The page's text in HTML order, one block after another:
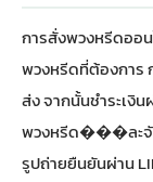
การสั่งพวงหรีดออ
พวงหรีดที่ต้องการ
ส่ง จากนั้นชำระเงิ
พวงหรีด���ละจัด
รูปถ่ายยืนยันผ่าน